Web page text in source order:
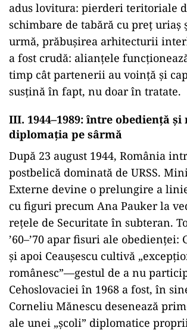
adus lovitura: pierderi teritoriale
schimbare de tabără cu preț uriaș
urmă, prăbușirea arhitecturii
a fost crudă: alianțele
timp cât partenerii au voință și
susțină în fapt, nu doar în tratate.
III. 1944–1989: între obediență și
diplomația pe sârmă
După 23 august 1944, România
postbelică dominată de URSS.
Externe devine o prelungire a
cu figuri precum Ana Pauker la
rețele de Securitate în subteran.
’60–’70 apar fisuri ale obedienței:
și apoi Ceaușescu cultivă
românesc”—gestul de a nu
Cehoslovaciei în 1968 a fost, în
Corneliu Mănescu desenează
ale unei „școli” diplomatice